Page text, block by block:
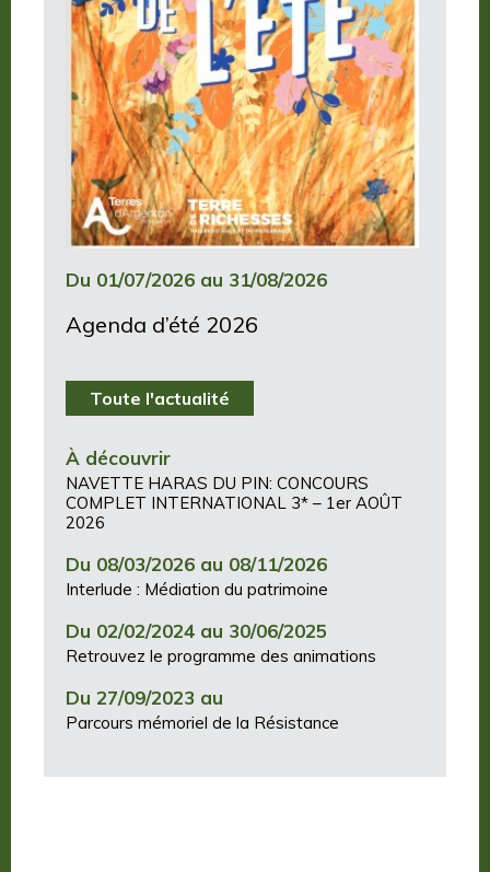
Du 01/07/2026 au 31/08/2026
Agenda d’été 2026
Toute l'actualité
À découvrir
NAVETTE HARAS DU PIN: CONCOURS
COMPLET INTERNATIONAL 3* – 1er AOÛT
2026
Du 08/03/2026 au 08/11/2026
Interlude : Médiation du patrimoine
Du 02/02/2024 au 30/06/2025
Retrouvez le programme des animations
Du 27/09/2023 au
Parcours mémoriel de la Résistance